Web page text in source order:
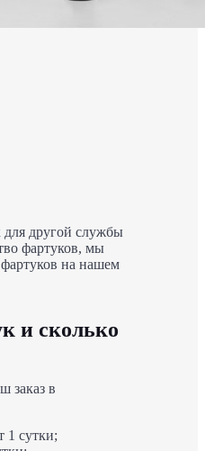
другой службы
фартуков, мы
на нашем
и сколько
заказ в
1 сутки;